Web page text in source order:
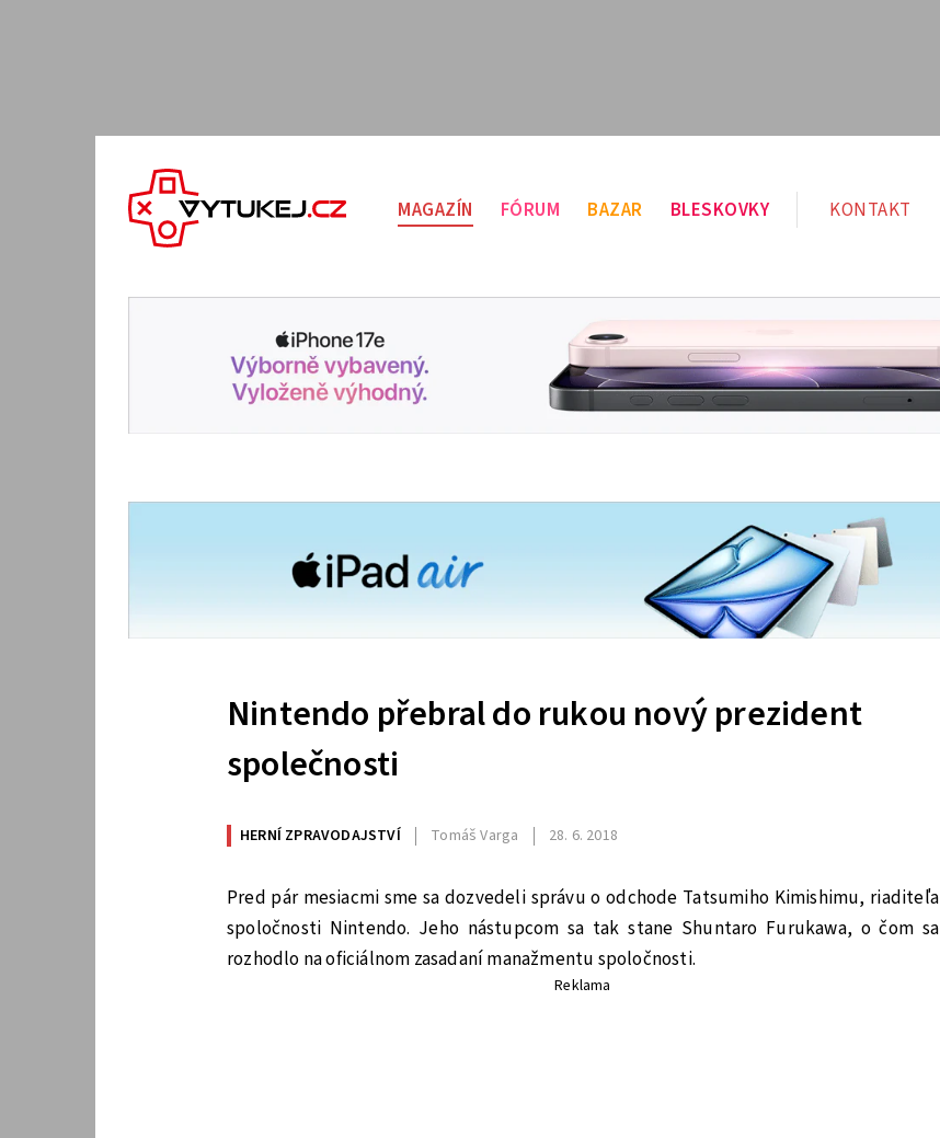
MAGAZÍN FÓRUM BAZAR BLESKOVKY KONTAKT
Nintendo přebral do rukou nový prezident
společnosti
HERNÍ ZPRAVODAJSTVÍ Tomáš Varga 28. 6. 2018
Pred pár mesiacmi sme sa dozvedeli správu o odchode Tatsumiho Kimishimu, riaditeľa
spoločnosti Nintendo. Jeho nástupcom sa tak stane Shuntaro Furukawa, o čom sa
rozhodlo na oficiálnom zasadaní manažmentu spoločnosti.
Reklama